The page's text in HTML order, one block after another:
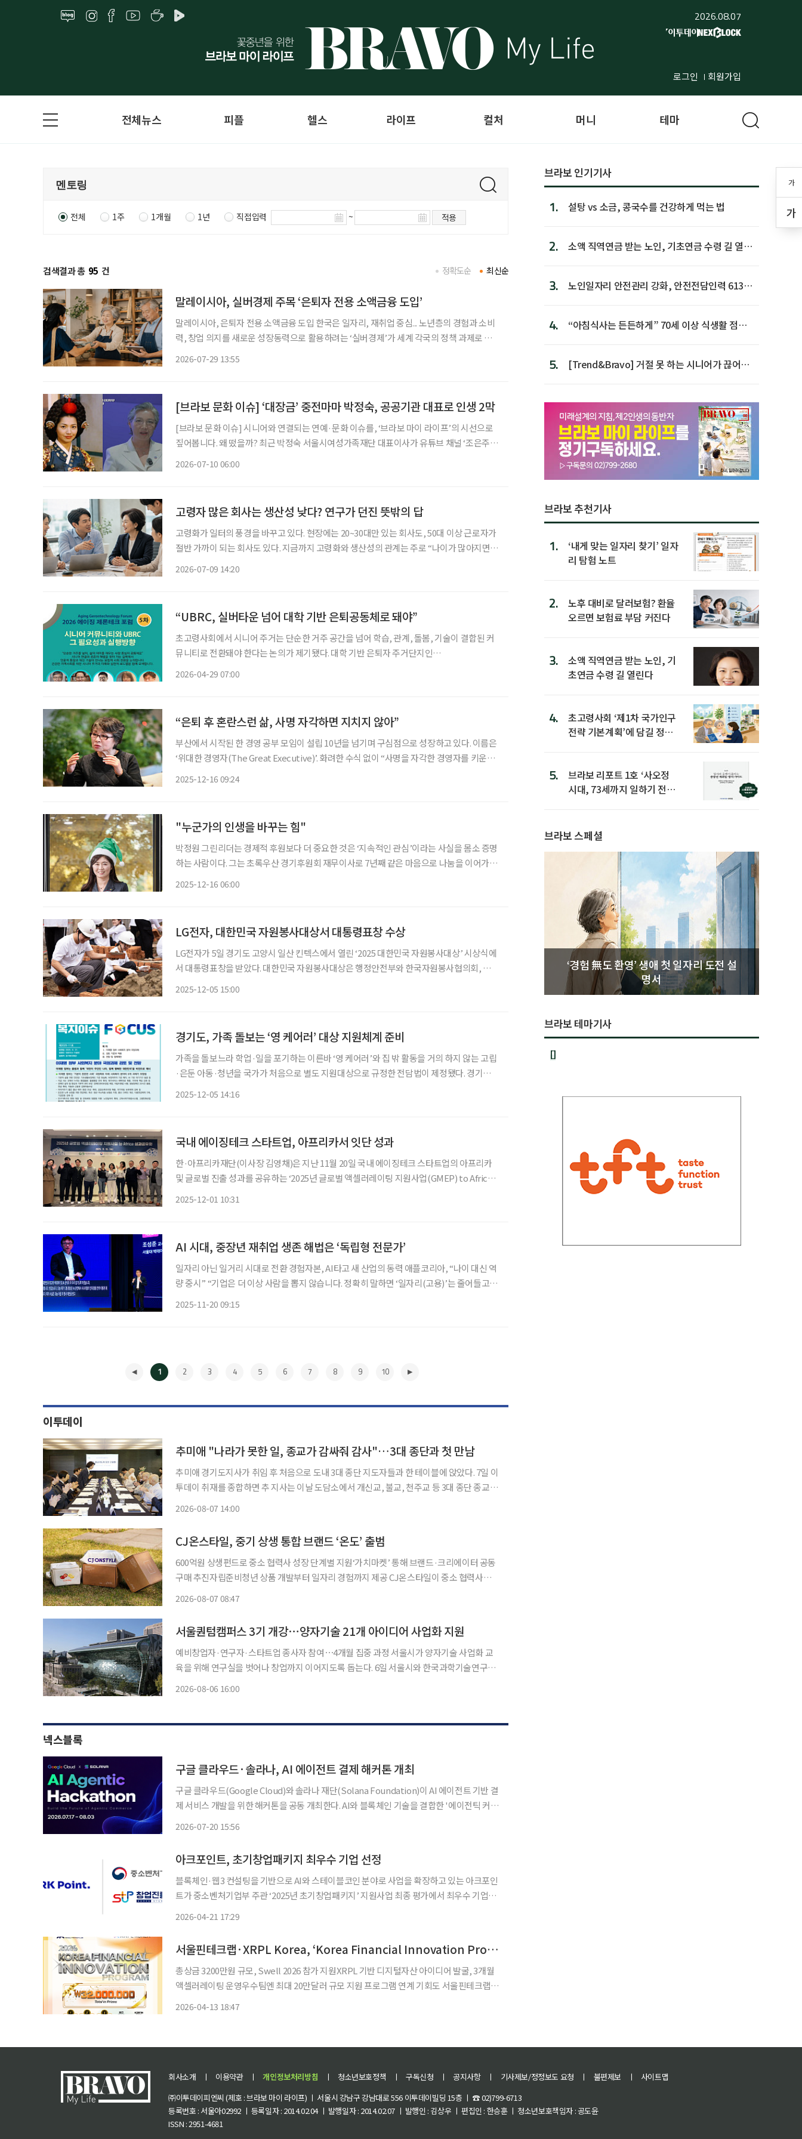
2026.08.07
로그인 회원가입
가
가
전체뉴스 피플 헬스 라이프 컬처 머니 테마
전체 1주 1개월 1년 직접입력 ~ 적용
검색결과 총 95 건 최신순
정확도순
말레이시아, 실버경제 주목 ‘은퇴자 전용 소액금융 도입’
말레이시아, 은퇴자 전용 소액금융 도입 한국은 일자리, 재취업 중심... 노년층의 경험과 소비
력, 창업 의지를 새로운 성장동력으로 활용하려는 ‘실버경제’가 세계 각국의 정책 과제로 떠
2026-07-29 13:55
[브라보 문화 이슈] ‘대장금’ 중전마마 박정숙, 공공기관 대표로 인생 2막
[브라보 문화 이슈] 시니어와 연결되는 연예·문화 이슈를, ‘브라보 마이 라이프’의 시선으로
짚어봅니다. 왜 떴을까? 최근 박정숙 서울시여성가족재단 대표이사가 유튜브 채널 ‘조은주의
2026-07-10 06:00
고령자 많은 회사는 생산성 낮다? 연구가 던진 뜻밖의 답
고령화가 일터의 풍경을 바꾸고 있다. 현장에는 20~30대만 있는 회사도, 50대 이상 근로자가
절반 가까이 되는 회사도 있다. 지금까지 고령화와 생산성의 관계는 주로 “나이가 많아지면
2026-07-09 14:20
“UBRC, 실버타운 넘어 대학 기반 은퇴공동체로 돼야”
초고령사회에서 시니어 주거는 단순한 거주 공간을 넘어 학습, 관계, 돌봄, 기술이 결합된 커
뮤니티로 전환돼야 한다는 논의가 제기됐다. 대학 기반 은퇴자 주거단지인
2026-04-29 07:00
“은퇴 후 혼란스런 삶, 사명 자각하면 지치지 않아”
부산에서 시작된 한 경영 공부 모임이 설립 10년을 넘기며 구심점으로 성장하고 있다. 이름은
‘위대한 경영자(The Great Executive)’. 화려한 수식 없이 “사명을 자각한 경영자를 키운
2025-12-16 09:24
"누군가의 인생을 바꾸는 힘"
박정원 그린리더는 경제적 후원보다 더 중요한 것은 ‘지속적인 관심’이라는 사실을 몸소 증명
하는 사람이다. 그는 초록우산 경기후원회 재무이사로 7년째 같은 마음으로 나눔을 이어가고
2025-12-16 06:00
LG전자, 대한민국 자원봉사대상서 대통령표창 수상
LG전자가 5일 경기도 고양시 일산 킨텍스에서 열린 ‘2025 대한민국 자원봉사대상’ 시상식에
서 대통령표창을 받았다. 대한민국 자원봉사대상은 행정안전부와 한국자원봉사협의회, 한국
2025-12-05 15:00
경기도, 가족 돌보는 ‘영 케어러’ 대상 지원체계 준비
가족을 돌보느라 학업·일을 포기하는 이른바 ‘영 케어러’와 집 밖 활동을 거의 하지 않는 고립
·은둔 아동·청년을 국가가 처음으로 별도 지원대상으로 규정한 전담법이 제정됐다. 경기도는
2025-12-05 14:16
국내 에이징테크 스타트업, 아프리카서 잇단 성과
한·아프리카재단(이사장 김영채)은 지난 11월 20일 국내 에이징테크 스타트업의 아프리카
및 글로벌 진출 성과를 공유하는 ‘2025년 글로벌 액셀러레이팅 지원사업(GMEP) to Africa’
2025-12-01 10:31
AI 시대, 중장년 재취업 생존 해법은 ‘독립형 전문가’
일자리 아닌 일거리 시대로 전환 경험자본, AI타고 새 산업의 동력 애플코리아, “나이 대신 역
량 중시” “기업은 더 이상 사람을 뽑지 않습니다. 정확히 말하면 ‘일자리(고용)’는 줄어들고
2025-11-20 09:15
1 2 3 4 5 6 7 8 9 10
이투데이
추미애 "나라가 못한 일, 종교가 감싸줘 감사"…3대 종단과 첫 만남
추미애 경기도지사가 취임 후 처음으로 도내 3대 종단 지도자들과 한 테이블에 앉았다. 7일 이
투데이 취재를 종합하면 추 지사는 이날 도담소에서 개신교, 불교, 천주교 등 3대 종단 종교 지
2026-08-07 14:00
CJ온스타일, 중기 상생 통합 브랜드 ‘온도’ 출범
600억원 상생펀드로 중소 협력사 성장 단계별 지원‘가치마켓’ 통해 브랜드·크리에이터 공동
구매 추진자립준비청년 상품 개발부터 일자리 경험까지 제공 CJ온스타일이 중소 협력사의
2026-08-07 08:47
서울퀀텀캠퍼스 3기 개강⋯양자기술 21개 아이디어 사업화 지원
예비창업자·연구자·스타트업 종사자 참여⋯4개월 집중 과정 서울시가 양자기술 사업화 교
육을 위해 연구실을 벗어나 창업까지 이어지도록 돕는다. 6일 서울시와 한국과학기술연구원
2026-08-06 16:00
넥스블록
구글 클라우드·솔라나, AI 에이전트 결제 해커톤 개최
구글 클라우드(Google Cloud)와 솔라나 재단(Solana Foundation)이 AI 에이전트 기반 결
제 서비스 개발을 위한 해커톤을 공동 개최한다. AI와 블록체인 기술을 결합한 '에이전틱 커머
2026-07-20 15:56
아크포인트, 초기창업패키지 최우수 기업 선정
블록체인·웹3 컨설팅을 기반으로 AI와 스테이블코인 분야로 사업을 확장하고 있는 아크포인
트가 중소벤처기업부 주관 ‘2025년 초기창업패키지’ 지원사업 최종 평가에서 최우수 기업으
2026-04-21 17:29
서울핀테크랩·XRPL Korea, ‘Korea Financial Innovation Program 2026’ 개최
총상금 3200만원 규모, Swell 2026 참가 지원XRPL 기반 디지털자산 아이디어 발굴, 3개월
액셀러레이팅 운영우수팀엔 최대 20만달러 규모 지원 프로그램 연계 기회도 서울핀테크랩이
2026-04-13 18:47
브라보 인기기사
1. 설탕 vs 소금, 콩국수를 건강하게 먹는 법
2.
소액 직역연금 받는 노인, 기초연금 수령 길 열린
3.
노인일자리 안전관리 강화, 안전전담인력 613명
4.
“아침식사는 든든하게” 70세 이상 식생활 점수
5.
[Trend&Bravo] 거절 못 하는 시니어가 끊어야
브라보 추천기사
1.
‘내게 맞는 일자리 찾기’ 일자
리 탐험 노트
2.
노후 대비로 달러보험? 환율
오르면 보험료 부담 커진다
3.
소액 직역연금 받는 노인, 기
초연금 수령 길 열린다
4.
초고령사회 ‘제1차 국가인구
전략 기본계획’에 담길 정책
5.
브라보 리포트 1호 ‘사오정
시대, 73세까지 일하기 전략’
브라보 스페셜
‘경험 無도 환영’ 생애 첫 일자리 도전 설
명서
브라보 테마기사
[]
회사소개 ㅣ 이용약관 ㅣ 개인정보처리방침 ㅣ 청소년보호정책 ㅣ 구독신청 ㅣ 공지사항 ㅣ 기사제보/정정보도 요청 ㅣ 불편제보 ㅣ
사이트맵
㈜이투데이피엔씨 (제호 : 브라보 마이 라이프) ㅣ 서울시 강남구 강남대로 556 이투데이빌딩 15층 ㅣ ☎ 02)799-6713
등록번호 : 서울아02992 ㅣ 등록일자 : 2014.02.04 ㅣ 발행일자 : 2014.02.07 ㅣ 발행인 : 김상우 ㅣ 편집인 : 한승훈 ㅣ 청소년보호책임자 : 공도윤
ISSN : 2951-4681